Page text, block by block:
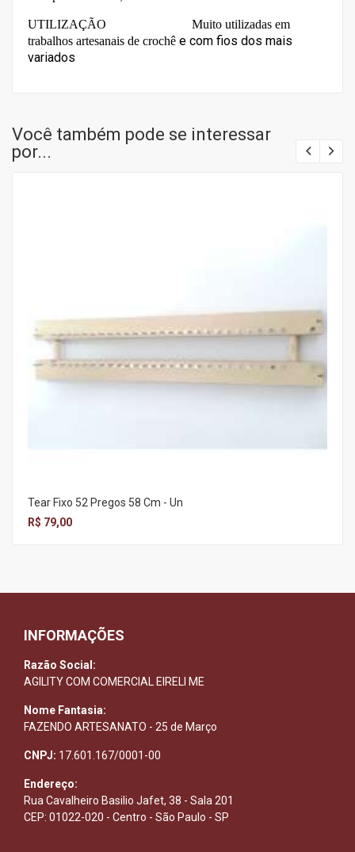
UTILIZAÇÃO Muito utilizadas em
trabalhos artesanais de crochê e com fios dos mais
variados
Você também pode se interessar
por...
Tear Fixo 52 Pregos 58 Cm - Un
R$ 79,00
INFORMAÇÕES
Razão Social:
AGILITY COM COMERCIAL EIRELI ME
Nome Fantasia:
FAZENDO ARTESANATO - 25 de Março
CNPJ: 17.601.167/0001-00
Endereço:
Rua Cavalheiro Basilio Jafet, 38 - Sala 201
CEP: 01022-020 - Centro - São Paulo - SP